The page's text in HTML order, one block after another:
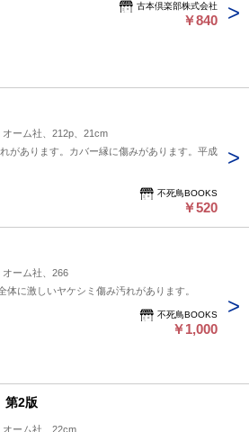
古本倶楽部株式会社
￥840
オーム社、212p、21cm
があります。カバー縁に傷みがあります。平成
不死鳥BOOKS
￥520
ーム社、266
体に激しいヤケシミ傷み汚れがあります。
不死鳥BOOKS
￥1,000
2版
ーム社、22cm